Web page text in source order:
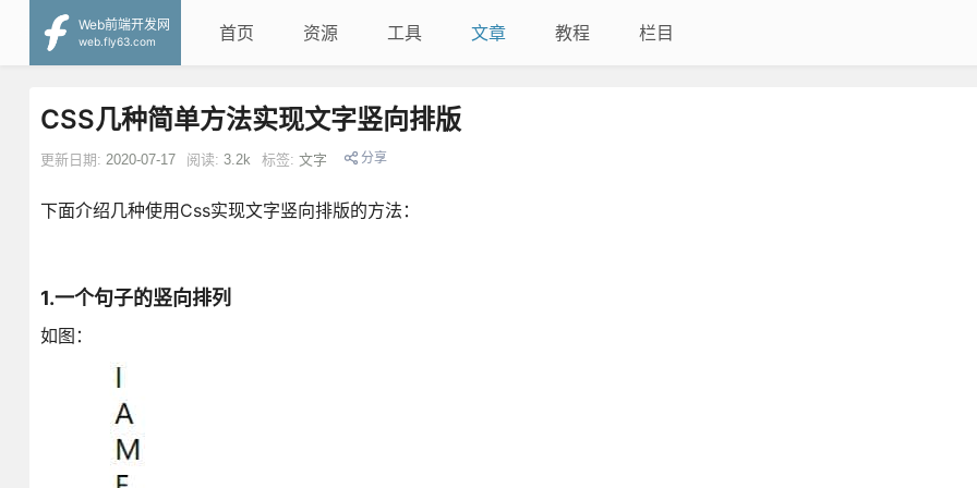
Web前端开发网
web.fly63.com
首页 资源 工具 文章 教程 栏目
CSS几种简单方法实现文字竖向排版
更新日期: 2020-07-17 阅读: 3.2k 标签: 文字 分享
下面介绍几种使用Css实现文字竖向排版的方法：
1.一个句子的竖向排列
如图：